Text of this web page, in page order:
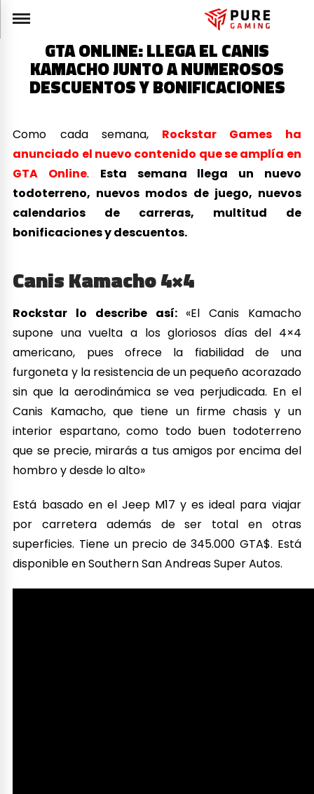
GTA ONLINE: LLEGA EL CANIS
KAMACHO JUNTO A NUMEROSOS
DESCUENTOS Y BONIFICACIONES
Como cada semana, Rockstar Games ha
anunciado el nuevo contenido que se amplía en
GTA Online. Esta semana llega un nuevo
todoterreno, nuevos modos de juego, nuevos
calendarios de carreras, multitud de
bonificaciones y descuentos.
Canis Kamacho 4×4
Rockstar lo describe así:«El Canis Kamacho
supone una vuelta a los gloriosos días del 4×4
americano, pues ofrece la fiabilidad de una
furgoneta y la resistencia de un pequeño acorazado
sin que la aerodinámica se vea perjudicada. En el
Canis Kamacho, que tiene un firme chasis y un
interior espartano, como todo buen todoterreno
que se precie, mirarás a tus amigos por encima del
hombro y desde lo alto»
Está basado en el Jeep M17 y es ideal para viajar
por carretera además de ser total en otras
superficies. Tiene un precio de 345.000 GTA$. Está
disponible en Southern San Andreas Super Autos.